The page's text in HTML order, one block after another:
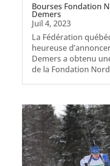
Bourses Fondation
Demers
Juil 4, 2023
La Fédération
heureuse
Demers a obtenu
de la Fondation